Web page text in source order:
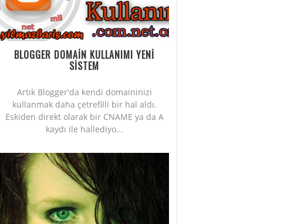
BLOGGER DOMAİN KULLANIMI YENİ
SİSTEM
Artık Blogger'da kendi domaininizi
kullanmak daha çetrefilli bir hal aldı.
Eskiden direkt olarak bir CNAME ya da A
kaydı ile hallediyo...